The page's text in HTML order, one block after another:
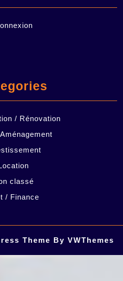
/ Rénovation
classé
/ Finance
Theme By VWThemes